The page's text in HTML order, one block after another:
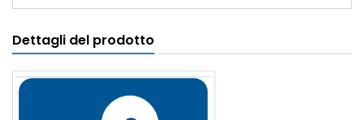
Dettagli del prodotto